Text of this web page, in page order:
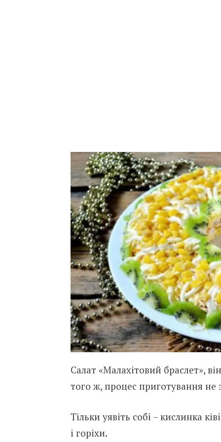
Салат «Малахітовий браслет»,
того ж, процес приготування
Тільки уявіть собі – кислинка
і горіхи.